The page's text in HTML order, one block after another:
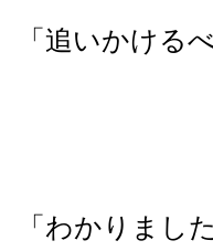
「追いかける
「わかりまし